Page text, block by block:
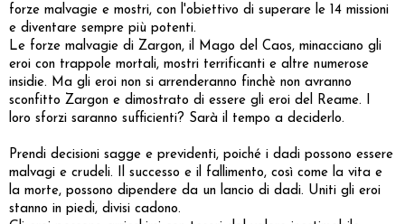
forze malvagie e mostri, con l'obiettivo di superare le 14 missioni
e diventare sempre più potenti.
Le forze malvagie di Zargon, il Mago del Caos, minacciano gli
eroi con trappole mortali, mostri terrificanti e altre numerose
insidie. Ma gli eroi non si arrenderanno finchè non avranno
sconfitto Zargon e dimostrato di essere gli eroi del Reame. I
loro sforzi saranno sufficienti? Sarà il tempo a deciderlo.
Prendi decisioni sagge e previdenti, poiché i dadi possono essere
malvagi e crudeli. Il successo e il fallimento, così come la vita e
la morte, possono dipendere da un lancio di dadi. Uniti gli eroi
stanno in piedi, divisi cadono.